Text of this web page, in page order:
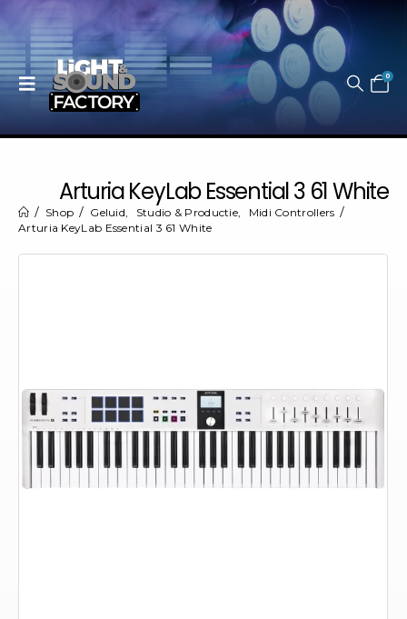
0
Arturia KeyLab Essential 3 61 White
Shop Geluid, Studio & Productie,
Midi Controllers
Arturia KeyLab Essential 3 61 White